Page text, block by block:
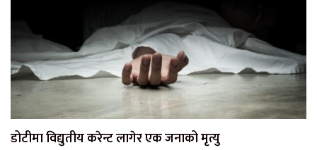
डोटीमा विद्युतीय करेन्ट लागेर एक जनाको मृत्यु